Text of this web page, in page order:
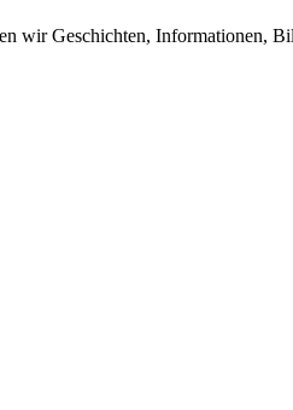
wir Geschichten, Informationen,